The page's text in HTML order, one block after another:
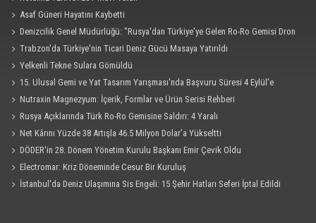
Asaf Güneri Hayatını Kaybetti
Denizcilik Genel Müdürlüğü: "Rusya'dan Türkiye'ye Gelen Ro-Ro Gemisi Dron
Saldırısına Uğradı"
Trabzon'da Türkiye'nin Ticari Deniz Gücü Masaya Yatırıldı
Yelkenli Tekne Sulara Gömüldü
15. Ulusal Gemi ve Yat Tasarım Yarışması'nda Başvuru Süresi 4 Eylül'e
Uzatıldı
Nutraxin Magnezyum: İçerik, Formlar ve Ürün Serisi Rehberi
Rusya Açıklarında Türk Ro-Ro Gemisine Saldırı: 4 Yaralı
Net Kârını Yüzde 38 Artışla 46.5 Milyon Dolar’a Yükseltti
DÖDER'in 28. Dönem Yönetim Kurulu Başkanı Emir Çevik Oldu
Electromar: Kriz Döneminde Cesur Bir Kuruluş
İstanbul'da Deniz Ulaşımına Sis Engeli: 15 Şehir Hatları Seferi İptal Edildi